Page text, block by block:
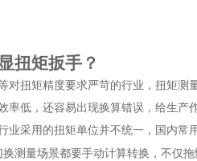
扭矩扳手？
对扭矩精度要求严苛的行业，扭矩
低，还容易出现换算错误，给生产
业采用的扭矩单位并不统一，国内常
测量场景都要手动计算转换，不仅